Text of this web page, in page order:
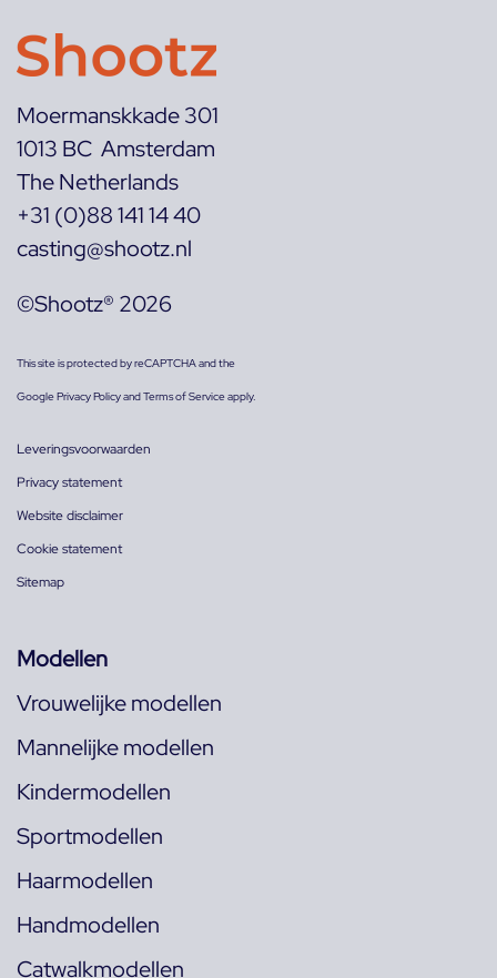
Moermanskkade 301
1013 BC Amsterdam
The Netherlands
+31 (0)88 141 14 40
casting@shootz.nl
©Shootz® 2026
This site is protected by reCAPTCHA and the
GooglePrivacy PolicyandTerms of Serviceapply.
Leveringsvoorwaarden
Privacy statement
Website disclaimer
Cookie statement
Sitemap
Modellen
Vrouwelijke modellen
Mannelijke modellen
Kindermodellen
Sportmodellen
Haarmodellen
Handmodellen
Catwalkmodellen